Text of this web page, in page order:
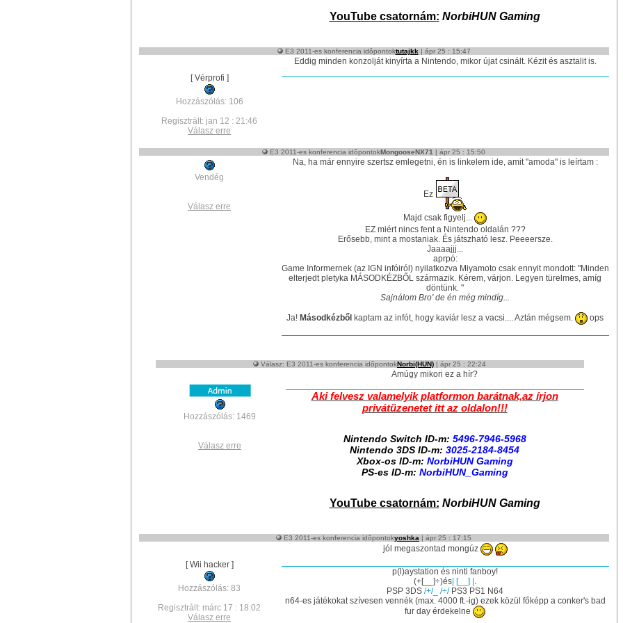
YouTube csatornám: NorbiHUN Gaming
E3 2011-es konferencia idôpontoktutajkk | ápr 25 : 15:47
[ Vérprofi ]
Hozzászólás: 106
Regisztrált: jan 12 : 21:46
Válasz erre
Eddig minden konzolját kinyírta a Nintendo, mikor újat csinált. Kézit és asztalit is.
E3 2011-es konferencia idôpontokMongooseNX71 | ápr 25 : 15:50
Vendég
Válasz erre
Na, ha már ennyire szertsz emlegetni, én is linkelem ide, amit "amoda" is leírtam :
Ez
Majd csak figyelj...
EZ miért nincs fent a Nintendo oldalán ???
Erősebb, mint a mostaniak. És játszható lesz. Peeeersze.
Jaaaajjj...
aprpó:
Game Informernek (az IGN infóiról) nyilatkozva Miyamoto csak ennyit mondott: "Minden
elterjedt pletyka MÁSODKÉZBŐL származik. Kérem, várjon. Legyen türelmes, amíg
döntünk. "
Sajnálom Bro' de én még mindíg...
Ja! Másodkézből kaptam az infót, hogy kaviár lesz a vacsi.... Aztán mégsem. ops
Válasz: E3 2011-es konferencia idôpontokNorbi(HUN) | ápr 25 : 22:24
Hozzászólás: 1469
Válasz erre
Amúgy mikori ez a hír?
Aki felvesz valamelyik platformon barátnak,az írjon
privátüzenetet itt az oldalon!!!
Nintendo Switch ID-m: 5496-7946-5968
Nintendo 3DS ID-m: 3025-2184-8454
Xbox-os ID-m: NorbiHUN Gaming
PS-es ID-m: NorbiHUN_Gaming
YouTube csatornám: NorbiHUN Gaming
E3 2011-es konferencia idôpontokyoshka | ápr 25 : 17:15
[ Wii hacker ]
Hozzászólás: 83
Regisztrált: márc 17 : 18:02
Válasz erre
jól megaszontad mongúz
p(l)aystation és ninti fanboy!
(+[__]÷)és | [__] | .
PSP 3DS /+/_ /÷/PS3 PS1 N64
n64-es játékokat szívesen vennék (max. 4000 ft.-ig) ezek közül főképp a conker's bad
fur day érdekelne